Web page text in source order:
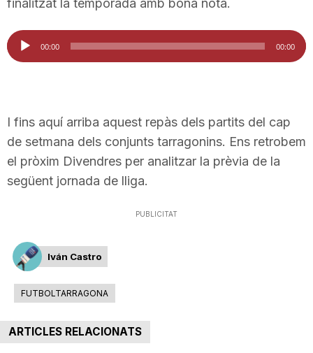
finalitzat la temporada amb bona nota.
Reproductor
d'àudio
00:00 00:00
I fins aquí arriba aquest repàs dels partits del cap
de setmana dels conjunts tarragonins. Ens retrobem
el pròxim Divendres per analitzar la prèvia de la
següent jornada de lliga.
PUBLICITAT
Iván Castro
FUTBOLTARRAGONA
ARTICLES RELACIONATS